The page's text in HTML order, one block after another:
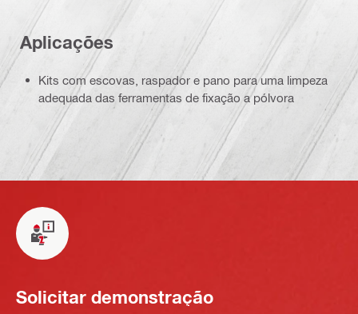
Aplicações
Kits com escovas, raspador e pano para uma limpeza
adequada das ferramentas de fixação a pólvora
Solicitar demonstração